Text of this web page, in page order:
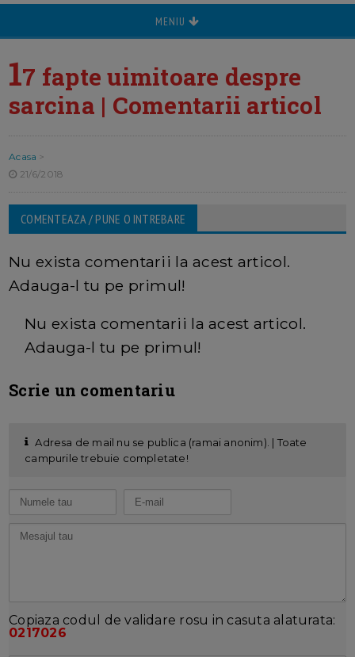
MENIU
17 fapte uimitoare despre
sarcina | Comentarii articol
Acasa >
21/6/2018
COMENTEAZA / PUNE O INTREBARE
Nu exista comentarii la acest articol.
Adauga-l tu pe primul!
Nu exista comentarii la acest articol.
Adauga-l tu pe primul!
Scrie un comentariu
Adresa de mail nu se publica (ramai anonim). | Toate
campurile trebuie completate!
Copiaza codul de validare rosu in casuta alaturata:
0217026